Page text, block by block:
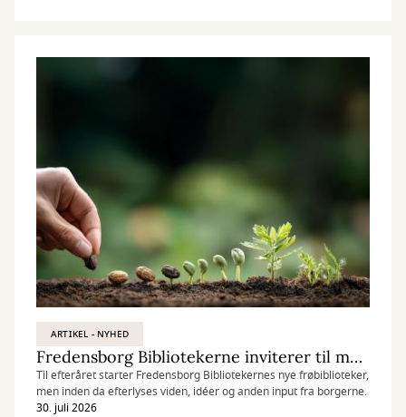
ARTIKEL - NYHED
Fredensborg Bibliotekerne inviterer til møde om nyt frøbibliotek
Til efteråret starter Fredensborg Bibliotekernes nye frøbiblioteker,
men inden da efterlyses viden, idéer og anden input fra borgerne.
30. juli 2026